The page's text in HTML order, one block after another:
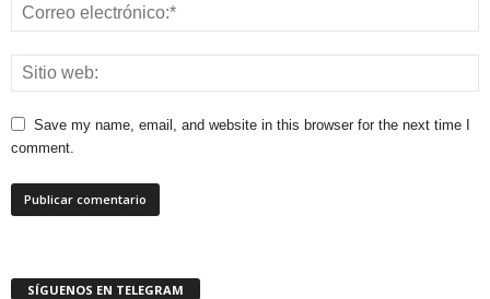
Save my name, email, and website in this browser for the next time I
comment.
SÍGUENOS EN TELEGRAM